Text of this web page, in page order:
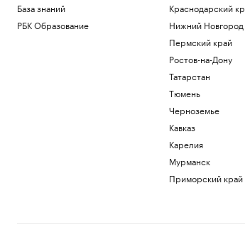
База знаний
РБК Образование
Краснодарский
Нижний Новгород
Пермский край
Ростов-на-Дону
Татарстан
Тюмень
Черноземье
Кавказ
Карелия
Мурманск
Приморский край